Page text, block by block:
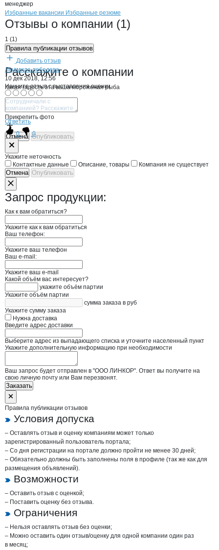
менеджер
Брендыкомпани ЛИНКОР
Вакансии вЛИНКОР
Избранные вакансии Избранные резюме
Новости oЛИНКОР, ООО
Отзывы о компании (1)
1 (1)
Правила публикации отзывов
Добавить отзыв
Расскажите о компании
Начните отзыв с выставления оценки
Прикрепить фото
Отмена Опубликовать
Людмила лебедева
10 дек 2018, 12:56
Какая гадость эта ваша мороженая рыба
оценка -2
Ответить
0
0
Форма обратной связи о неточностях
Укажите неточность
Контактные данные
Описание, товары Компания не существует
Отмена Опубликовать
Запрос продукции:
Как к вам обратиться?
Укажите как к вам обратиться
Ваш телефон:
Укажите ваш телефон
Ваш e-mail:
Укажите ваш e-mail
Какой объём вас интересует?
укажите объём партии
Укажите объём партии
сумма заказа в руб
Укажите сумму заказа
Нужна доставка
Введите адрес доставки
Выберите адрес из выпадающего списка и уточните населенный пункт
Укажите дополнительную информацию при необходимости
Ваш запрос будет отправлен в "ООО ЛИНКОР". Ответ вы получите на
свою личную почту или Вам перезвонят.
Заказать
Правила публикации отзывов
Условия допуска
– Оставлять отзыв и оценку компаниям может только
зарегистрированный пользователь портала;
– Со дня регистрации на портале должно пройти не менее 30 дней;
– Обязательно должны быть заполнены поля в профиле (так же как для
размещения объявлений).
Возможности
– Оставить отзыв с оценкой;
– Поставить оценку без отзыва.
Ограничения
– Нельзя оставлять отзыв без оценки;
– Можно оставить один отзыв/оценку для одной компании один раз
в месяц;